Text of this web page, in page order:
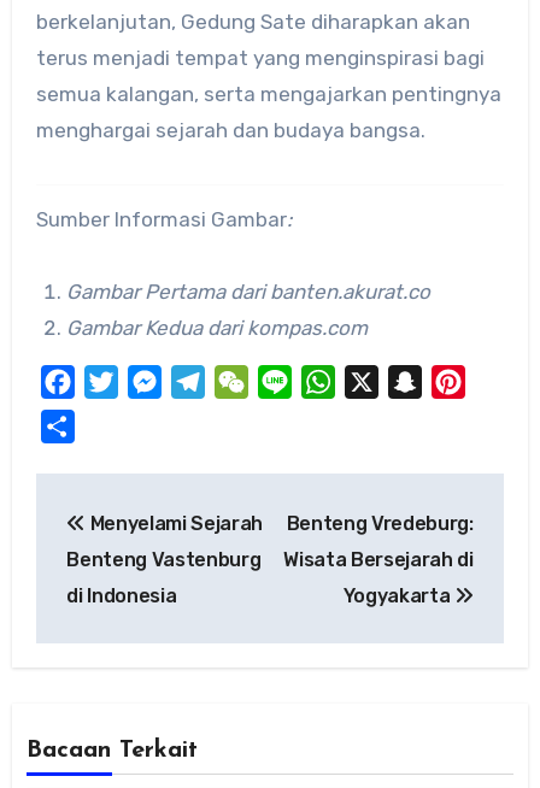
berkelanjutan, Gedung Sate diharapkan akan
terus menjadi tempat yang menginspirasi bagi
semua kalangan, serta mengajarkan pentingnya
menghargai sejarah dan budaya bangsa.
Sumber Informasi Gambar:
Gambar Pertama dari banten.akurat.co
Gambar Kedua dari kompas.com
FacebookTwitterMessengerTelegramWeChat
Line WhatsApp Snapchat
navigation
Menyelami Sejarah
Benteng Vastenburg
di Indonesia
Benteng Vredeburg:
Wisata Bersejarah di
Yogyakarta
Bacaan Terkait